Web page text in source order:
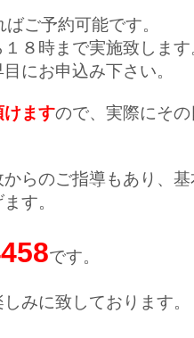
ご予約可能です。
８時まで実施致します
にお申込み下さい。
けますので、実際にそ
らのご指導もあり、
す。
です。
みに致しております。